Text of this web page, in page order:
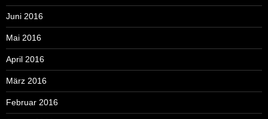
Juni 2016
Mai 2016
April 2016
März 2016
Februar 2016